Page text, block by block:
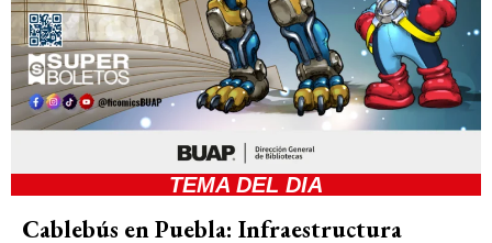
TEMA DEL DIA
Cablebús en Puebla: Infraestructura